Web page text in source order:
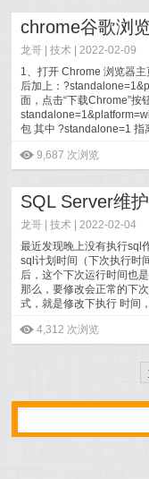
龙哥 |技术 | 2022-02-09
1、打开 Chrome 浏览器
后加上：
面，点击“下载Chrome”
包 其中 ?standalone=1
ė 9,687 次浏览
SQL Server维
龙哥 |技术 | 2022-02-04
最近发现晚上没有执行sql
sql计划时间（下次执行时
后，这个下次运行时间也
那么，要修改会正常的下
式，就是修改下执行 时间
ė 4,312 次浏览